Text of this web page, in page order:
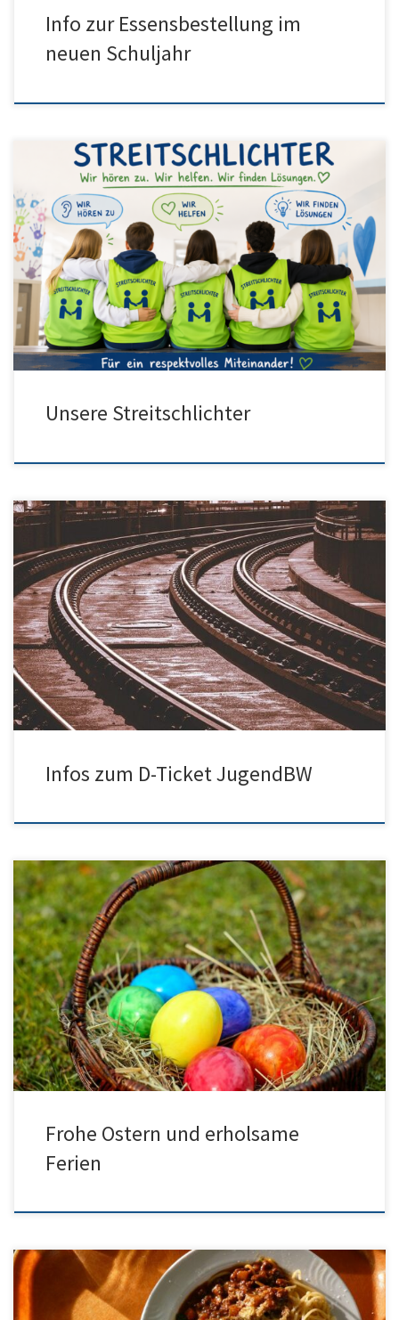
Info zur Essensbestellung im
neuen Schuljahr
Unsere Streitschlichter stellen sich in diesem Video vor. Weitere
Informationen zu Sprechzeiten usw. folgen an dieser Stelle!
Unsere Streitschlichter
Hier gibt es die wichtigsten Infos und die Bestellmöglichkeit zum
D-Ticket JugendBW und zur Schülerbeförderung insgesamt:
Infos zum D-Ticket JugendBW
Liebe Schulgemeinschaft, wir wünschen allen erholsame Ferien
und ein frohes Osterfest. Unseren Schülerinnen und Schülern
wünschen wir sonnige und wärmere Stunden, Erholung und Zeit
für sich selbst, die Freunde und die Familie. Unserem Abijahrgang
wünschen wir darüberhinaus viel Durchhaltevermögen, Geduld
und auch Freude bei der Abiturvorbereitung. Unserem Kollegium
wünschen wir […]
Frohe Ostern und erholsame
Ferien